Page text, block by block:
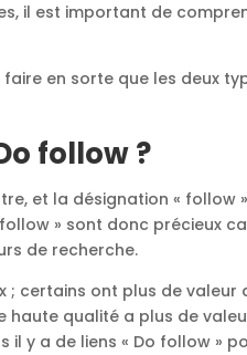
il est important de
en sorte que les deux
follow ?
et la désignation « follow
» sont donc précieux
de recherche.
certains ont plus de valeur
haute qualité a plus de
y a de liens « Do follow »